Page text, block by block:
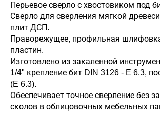
Перьевое сверло с хвостовиком под
Сверло для сверления мягкой
плит ДСП.
Праворежущее, профильная
пластин.
Изготовлено из закаленной
1/4" крепление бит DIN 3126 - E 6.3,
(E 6.3).
Обеспечивает точное сверление без
сколов в облицовочных мебельных